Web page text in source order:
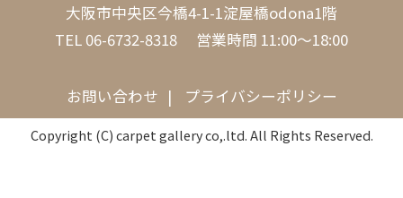
大阪市中央区今橋4-1-1淀屋橋odona1階
TEL 06-6732-8318 営業時間 11:00～18:00
お問い合わせ プライバシーポリシー
Copyright (C) carpet gallery co,.ltd. All Rights Reserved.